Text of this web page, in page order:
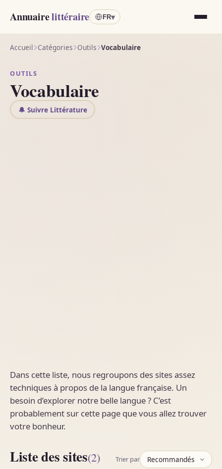
Annuairelittéraire FR▾
Accueil Catégories Outils Vocabulaire
OUTILS
Vocabulaire
🔔 Suivre Littérature
Dans cette liste, nous regroupons des sites assez
techniques à propos de la langue française. Un
besoin d’explorer notre belle langue ? C’est
probablement sur cette page que vous allez trouver
votre bonheur.
Liste des sites(2) Trier par